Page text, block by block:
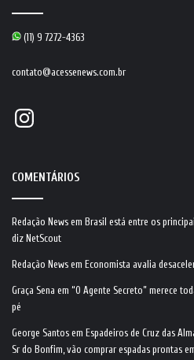
(11) 9 7272-4363
contato@acessenews.com.br
Instagram
COMENTÁRIOS
Redação News em Brasil está entre os
diz NetScout
Redação News em Economista avalia
Graça Sena em “O Agente Secreto” merece
pé
George Santos em Espadeiros de Cruz das
Sr do Bonfim, vão comprar espadas prontas